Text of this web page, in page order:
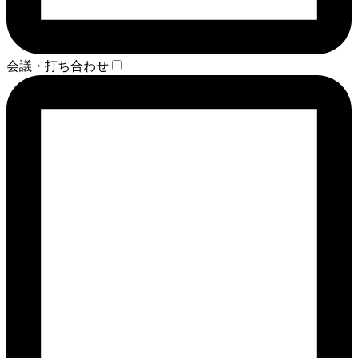
会議・打ち合わせ